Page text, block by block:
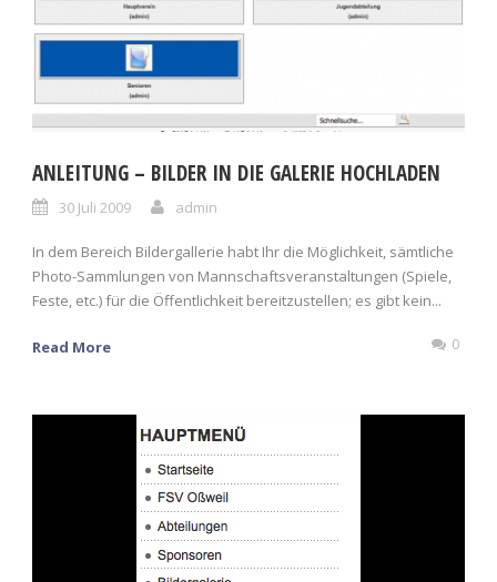
ANLEITUNG – BILDER IN DIE GALERIE HOCHLADEN
30 Juli 2009 admin
In dem Bereich Bildergallerie habt Ihr die Möglichkeit, sämtliche
Photo-Sammlungen von Mannschaftsveranstaltungen (Spiele,
Feste, etc.) für die Öffentlichkeit bereitzustellen; es gibt kein...
Read More 0